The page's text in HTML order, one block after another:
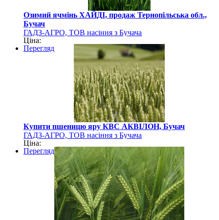
Озимий ячмінь ХАЙДІ, продаж Тернопільська обл.,
Бучач
ГАДЗ-АГРО, ТОВ насіння з Бучача
Ціна:
Перегляд
Купити пшеницю яру КВС АКВІЛОН, Бучач
ГАДЗ-АГРО, ТОВ насіння з Бучача
Ціна:
Перегляд